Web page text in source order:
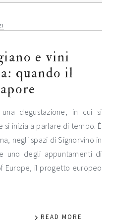
e vini
quando il
degustazione, in cui si
inizia a parlare di tempo. È
negli spazi di Signorvino in
uno degli appuntamenti di
Europe, il progetto europeo
READ MORE